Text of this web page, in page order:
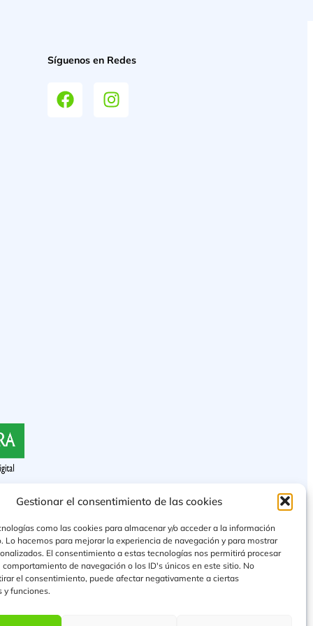
Gestionar el consentimiento de las cookies
como las cookies para almacenar y/o acceder a la información
Lo hacemos para mejorar la experiencia de navegación y para mostrar
El consentimiento a estas tecnologías nos permitirá procesar
de navegación o los ID's únicos en este sitio. No
el consentimiento, puede afectar negativamente a ciertas
y funciones.
Síguenos en Redes